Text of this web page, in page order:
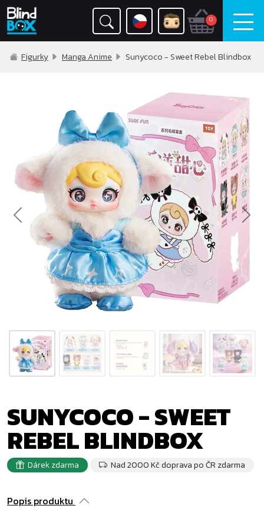
0
Figurky Manga Anime Sunycoco - Sweet Rebel Blindbox
Previous
SUNYCOCO - SWEET
REBEL BLINDBOX
Dárek zdarma Nad 2000 Kč doprava po ČR zdarma
Popis produktu